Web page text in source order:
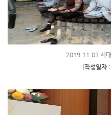
2019.11.03 서대
[작성일자